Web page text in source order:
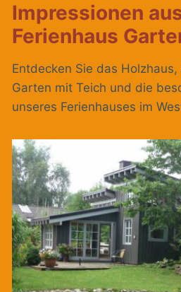
Impressionen
Ferienhaus
Entdecken Sie das
Garten mit Teich und die
unseres Ferienhauses im